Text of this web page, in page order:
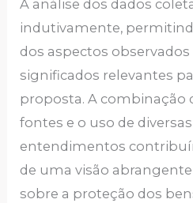
A análise dos dados
indutivamente,
dos aspectos
significados relevantes
proposta. A combinação
fontes e o uso de
entendimentos
de uma visão
sobre a proteção dos